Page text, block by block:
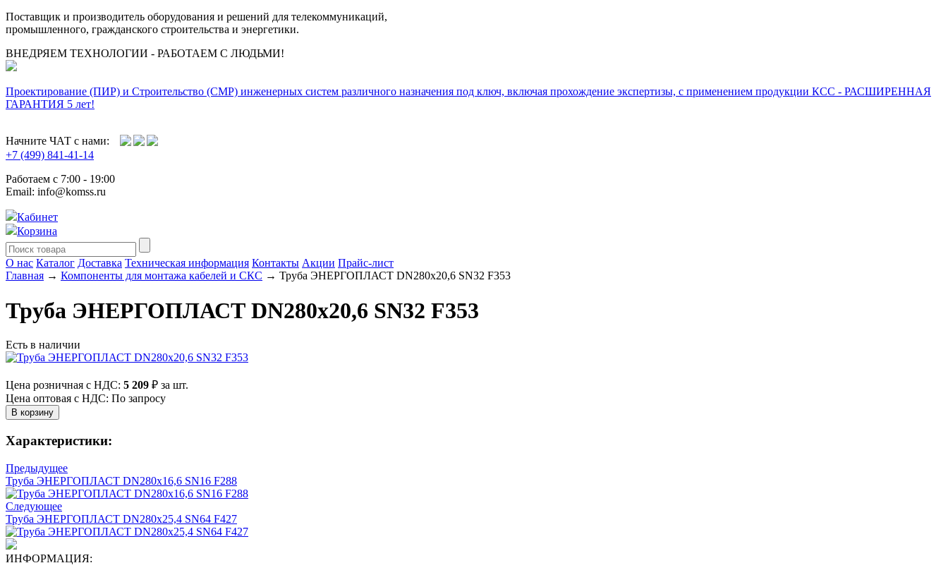
Поставщик и производитель оборудования и решений для телекоммуникаций,
промышленного, гражданского строительства и энергетики.
ВНЕДРЯЕМ ТЕХНОЛОГИИ - РАБОТАЕМ С ЛЮДЬМИ!
Проектирование (ПИР) и Cтроительство (СМР) инженерных систем различного назначения под ключ, включая прохождение экспертизы, с применением продукции КСС - РАСШИРЕННАЯ
ГАРАНТИЯ 5 лет!
Начните ЧАТ с нами:
+7 (499) 841-41-14
Работаем с 7:00 - 19:00
Email: info@komss.ru
Кабинет
Корзина
О нас Каталог Доставка Техническая информация Контакты Акции Прайс-лист
Главная → Компоненты для монтажа кабелей и СКС → Труба ЭНЕРГОПЛАСТ DN280х20,6 SN32 F353
Труба ЭНЕРГОПЛАСТ DN280х20,6 SN32 F353
Есть в наличии
Цена розничная с НДС: 5 209 ₽ за шт.
Цена оптовая с НДС: По запросу
Характеристики:
Предыдущее
Труба ЭНЕРГОПЛАСТ DN280х16,6 SN16 F288
Следующее
Труба ЭНЕРГОПЛАСТ DN280х25,4 SN64 F427
ИНФОРМАЦИЯ: